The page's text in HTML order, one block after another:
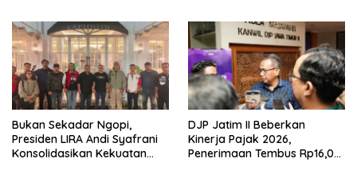
Buka suara
Bukan Sekadar Ngopi,
Presiden LIRA Andi Syafrani
Konsolidasikan Kekuatan
DJP Jatim II Beberkan
Kinerja Pajak 2026,
Penerimaan Tembus Rp16,08